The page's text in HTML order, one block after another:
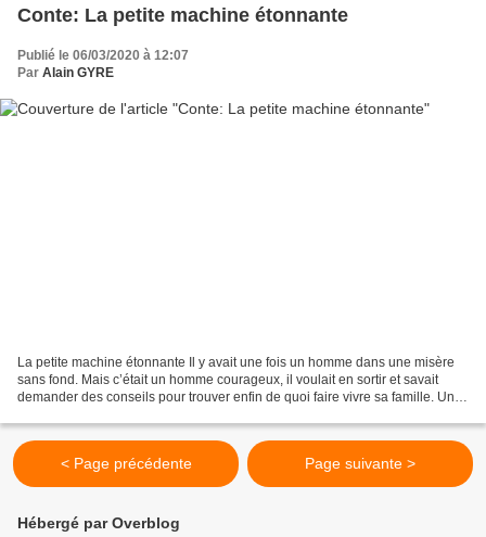
Conte: La petite machine étonnante
Publié le 06/03/2020 à 12:07
Par Alain GYRE
La petite machine étonnante Il y avait une fois un homme dans une misère
sans fond. Mais c’était un homme courageux, il voulait en sortir et savait
demander des conseils pour trouver enfin de quoi faire vivre sa famille. Un
< Page précédente Page suivante >
Hébergé par Overblog